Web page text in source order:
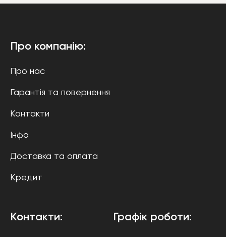
Про компанію:
Про нас
Гарантія та повернення
Контакти
Інфо
Доставка та оплата
Кредит
Контакти: Графік роботи: